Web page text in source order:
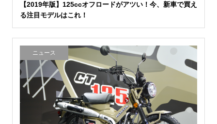
【2019年版】125ccオフロードがアツい！今、新車で買え
る注目モデルはこれ！
ニュース